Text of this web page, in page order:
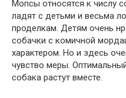
Мопсы относятся к числу
ладят с детьми и весьма
проделкам. Детям очень
собачки с комичной
характером. Но и здесь
чувство меры.
собака растут вместе.